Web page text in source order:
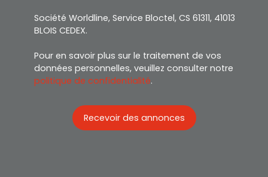
Société Worldline, Service Bloctel, CS 61311, 41013
BLOIS CEDEX.
Pour en savoir plus sur le traitement de vos
données personnelles, veuillez consulter notre
politique de confidentialité.
Recevoir des annonces